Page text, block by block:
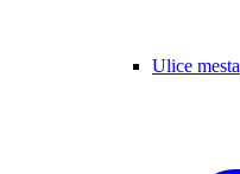
Ulice mesta